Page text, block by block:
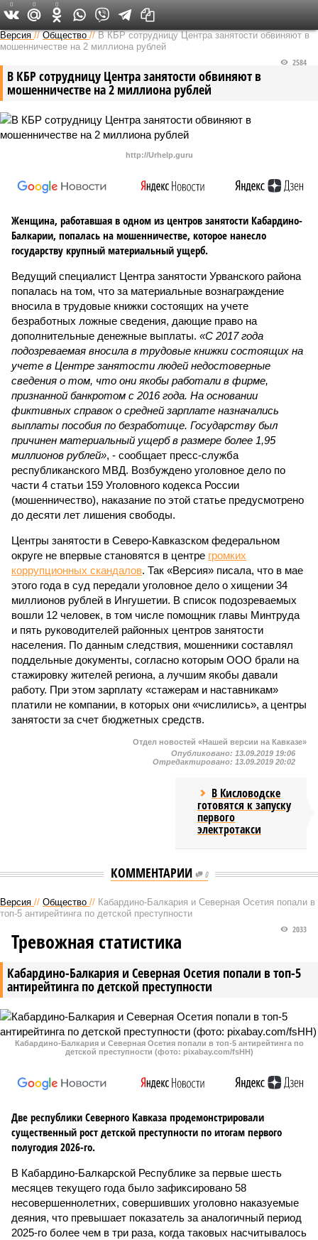
Версия на Кавказе
Версия //Общество //В КБР сотрудницу Центра занятости обвиняют в
мошенничестве на 2 миллиона рублей
В КБР сотрудницу Центра занятости обвиняют в
мошенничестве на 2 миллиона рублей
2584
http://Urhelp.guru
Женщина, работавшая в одном из центров занятости Кабардино-
Балкарии, попалась на мошенничестве, которое нанесло
государству крупный материальный ущерб.
Ведущий специалист Центра занятости Урванского района
попалась на том, что за материальные вознаграждение
вносила в трудовые книжки состоящих на учете
безработных ложные сведения, дающие право на
дополнительные денежные выплаты. «С 2017 года
подозреваемая вносила в трудовые книжки состоящих на
учете в Центре занятости людей недостоверные
сведения о том, что они якобы работали в фирме,
признанной банкротом с 2016 года. На основании
фиктивных справок о средней зарплате назначались
выплаты пособия по безработице. Государству был
причинен материальный ущерб в размере более 1,95
миллионов рублей», - сообщает пресс-служба
республиканского МВД. Возбуждено уголовное дело по
части 4 статьи 159 Уголовного кодекса России
(мошенничество), наказание по этой статье предусмотрено
до десяти лет лишения свободы.
Центры занятости в Северо-Кавказском федеральном
округе не впервые становятся в центре громких
коррупционных скандалов. Так «Версия» писала, что в мае
этого года в суд передали уголовное дело о хищении 34
миллионов рублей в Ингушетии. В список подозреваемых
вошли 12 человек, в том числе помощник главы Минтруда
и пять руководителей районных центров занятости
населения. По данным следствия, мошенники составлял
поддельные документы, согласно которым ООО брали на
стажировку жителей региона, а лучшим якобы давали
работу. При этом зарплату «стажерам и наставникам»
платили не компании, в которых они «числились», а центры
занятости за счет бюджетных средств.
0 0 0
Отдел новостей «Нашей версии на Кавказе»
Опубликовано: 13.09.2019 19:06
Отредактировано: 13.09.2019 20:02
В Кисловодске
готовятся к запуску
первого
электротакси
КОММЕНТАРИИ 0
Версия // Общество // Кабардино-Балкария и Северная Осетия попали в
топ-5 антирейтинга по детской преступности
Кабардино-Балкария и Северная Осетия попали в топ-5
антирейтинга по детской преступности
2033
Тревожная статистика
Кабардино-Балкария и Северная Осетия попали в топ-5 антирейтинга по
детской преступности (фото: pixabay.com/fsHH)
Две республики Северного Кавказа продемонстрировали
существенный рост детской преступности по итогам первого
полугодия 2026-го.
В Кабардино-Балкарской Республике за первые шесть
месяцев текущего года было зафиксировано 58
несовершеннолетних, совершивших уголовно наказуемые
деяния, что превышает показатель за аналогичный период
2025-го более чем в три раза, когда таковых насчитывалось